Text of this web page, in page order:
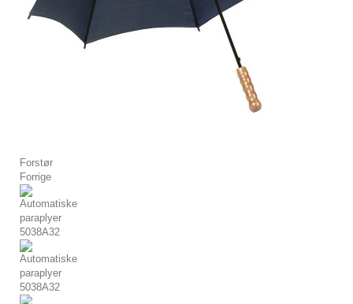
Forstør
Forrige